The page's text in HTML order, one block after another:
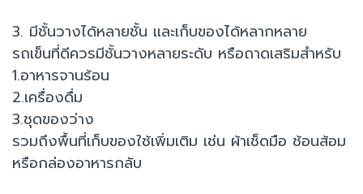
3. มีชั้นวางได้หลายชั้น และเก็บของได้หลากหลาย
รถเข็นที่ดีควรมีชั้นวางหลายระดับ หรือถาดเสริมสำหรับ
1.อาหารจานร้อน
2.เครื่องดื่ม
3.ชุดของว่าง
รวมถึงพื้นที่เก็บของใช้เพิ่มเติม เช่น ผ้าเช็ดมือ ช้อนส้อม
หรือกล่องอาหารกลับ